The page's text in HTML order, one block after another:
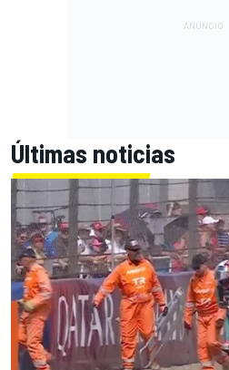
Últimas noticias